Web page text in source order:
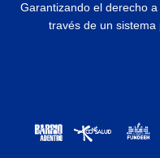
Garantizando el derecho
través de un sistema